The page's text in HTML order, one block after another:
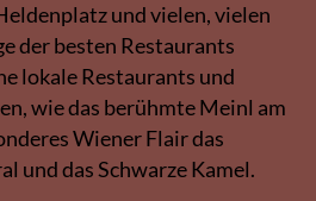
und vielen, vielen
der besten Restaurants
lokale Restaurants und
wie das berühmte Meinl am
Wiener Flair das
und das Schwarze Kamel.